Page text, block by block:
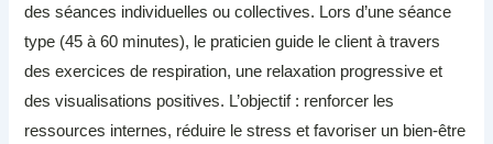
des séances individuelles ou collectives. Lors d’une séance
type (45 à 60 minutes), le praticien guide le client à travers
des exercices de respiration, une relaxation progressive et
des visualisations positives. L’objectif : renforcer les
ressources internes, réduire le stress et favoriser un bien-être